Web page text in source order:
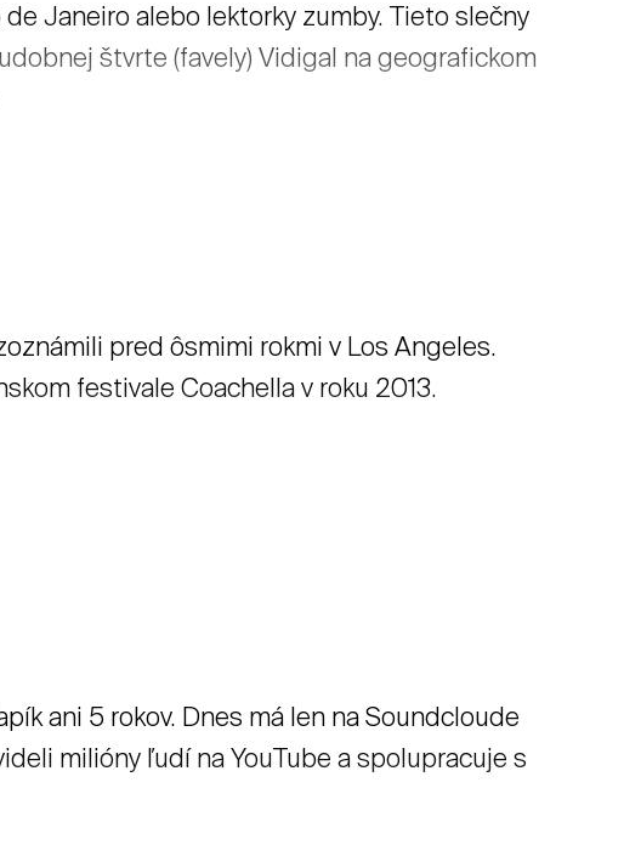
Janeiro alebo lektorky zumby. Tieto slečny
štvrte (favely) Vidigal na geografickom
pred ôsmimi rokmi v Los Angeles.
festivale Coachella v roku 2013.
ani 5 rokov. Dnes má len na Soundcloude
milióny ľudí na YouTube a spolupracuje s